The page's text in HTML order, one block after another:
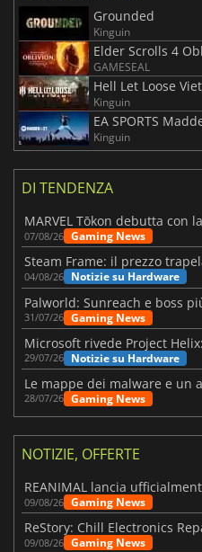
Grounded
Kinguin
Elder Scrolls 4
GAMESEAL
Hell Let Loose
Kinguin
EA SPORTS
Kinguin
DI TENDENZA
07/08/26 Gaming News
04/08/26 Notizie su Hardware
31/07/26 Gaming News
Microsoft rivede Project
29/07/26 Notizie su Hardware
28/07/26 Gaming News
NOTIZIE, OFFERTE
REANIMAL lancia
09/08/26 Gaming News
09/08/26 Gaming News